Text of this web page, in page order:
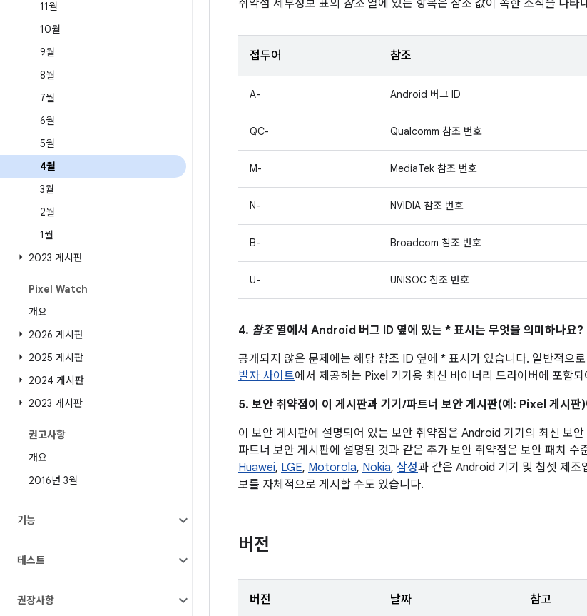
11월
10월
9월
8월
7월
6월
5월
4월
3월
2월
1월
2023 게시판
Pixel Watch
개요
2026 게시판
2025 게시판
2024 게시판
2023 게시판
권고사항
개요
2016년 3월
기능
테스트
권장사항
취약점 세부정보 표의 참조열에 있는 항목은 참조 값이 속한 조직을 나타
접두어 참조
A- Android 버그 ID
QC- Qualcomm 참조 번호
M- MediaTek 참조 번호
N- NVIDIA 참조 번호
B- Broadcom 참조 번호
U- UNISOC 참조 번호
4. 참조열에서 Android 버그 ID 옆에 있는 * 표시는 무엇을 의미하나요?
공개되지 않은 문제에는 해당 참조 ID 옆에 * 표시가 있습니다. 일반적으
발자 사이트에서 제공하는 Pixel 기기용 최신 바이너리 드라이버에 포함
5. 보안 취약점이 이 게시판과 기기/파트너 보안 게시판(예: Pixel 게시판
이 보안 게시판에 설명되어 있는 보안 취약점은 Android 기기의 최신 보
파트너 보안 게시판에 설명된 것과 같은 추가 보안 취약점은 보안 패치 수
Huawei, LGE, Motorola, Nokia, 삼성과 같은 Android 기기 및 칩셋 제조
보를 자체적으로 게시할 수도 있습니다.
버전
버전 날짜 참고